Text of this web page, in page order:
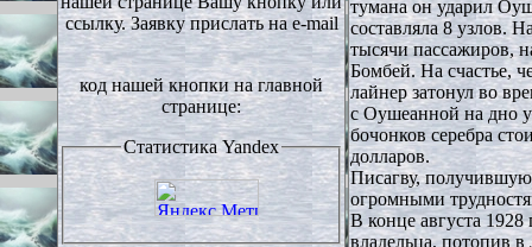
ссылку. Заявку прислать на e-mail
код нашей кнопки на главной
странице:
Статистика Yandex
тумана он ударил
составляла 8 узлов.
тысячи пассажиров,
Бомбей. На счастье,
лайнер затонул во
с Оушеанной на дно
бочонков серебра
долларов.
Писагву,
огромными
В конце августа 1928
владельца, потопив